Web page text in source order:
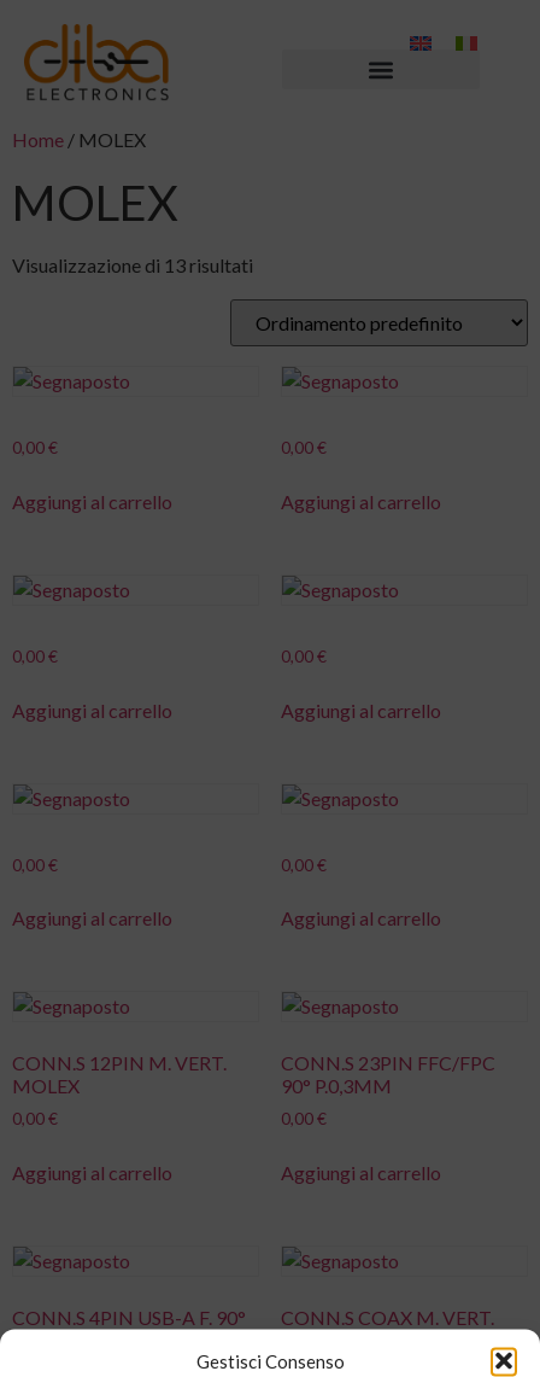
Gestisci Consenso
Home / MOLEX
MOLEX
Visualizzazione di 13 risultati
0,00€
Aggiungi al carrello
0,00€
Aggiungi al carrello
0,00€
Aggiungi al carrello
0,00€
Aggiungi al carrello
0,00€
Aggiungi al carrello
0,00€
Aggiungi al carrello
CONN.S 12PIN M. VERT.
MOLEX
0,00€
Aggiungi al carrello
CONN.S 23PIN FFC/FPC
90° P.0,3MM
0,00€
Aggiungi al carrello
CONN.S 4PIN USB-A F. 90°
CONN.S COAX M. VERT.